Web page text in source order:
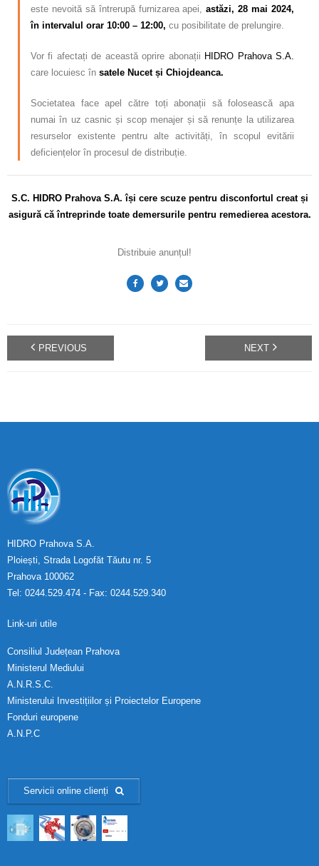
este nevoită să întrerupă furnizarea apei, astăzi, 28 mai 2024,
în intervalul orar 10:00 – 12:00, cu posibilitate de prelungire.
Vor fi afectați de această oprire abonații HIDRO Prahova S.A.
care locuiesc în satele Nucet și Chiojdeanca.
Societatea face apel către toți abonații să folosească apa
numai în uz casnic și scop menajer și să renunțe la utilizarea
resurselor existente pentru alte activități, în scopul evitării
deficiențelor în procesul de distribuție.
S.C. HIDRO Prahova S.A. își cere scuze pentru disconfortul creat și
asigură că întreprinde toate demersurile pentru remedierea acestora.
Distribuie anunțul!
PREVIOUS NEXT
HIDRO Prahova S.A.
Ploiești, Strada Logofăt Tăutu nr. 5
Prahova 100062
Tel: 0244.529.474 - Fax: 0244.529.340
Link-uri utile
Consiliul Județean Prahova
Ministerul Mediului
A.N.R.S.C.
Ministerului Investițiilor și Proiectelor Europene
Fonduri europene
A.N.P.C
Servicii online clienți